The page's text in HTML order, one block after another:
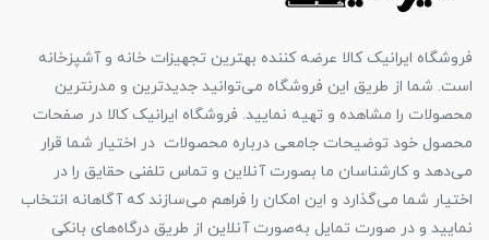
فروشگاه ایرانیک کالا عرضه کننده بهترین تجهیزات خانه و آشپزخانه
است. شما از طریق این فروشگاه می‌توانید جدیدترین و مدرنترین
محصولات را مشاهده و تهیه نمایید. فروشگاه ایرانیک کالا در صفحات
محصول خود توضیحات جامعی درباره محصولات در اختیار شما قرار
می‌دهد و کارشناسان ما بصورت آنلاین و تماس تلفنی حقایق را در
اختیار شما می‌گذارد و این امکان را فراهم می‌سازند که آگاهانه انتخاب
نمایید و در صورت تمایل به‌صورت آنلاین از طریق درگاه‌های بانکی